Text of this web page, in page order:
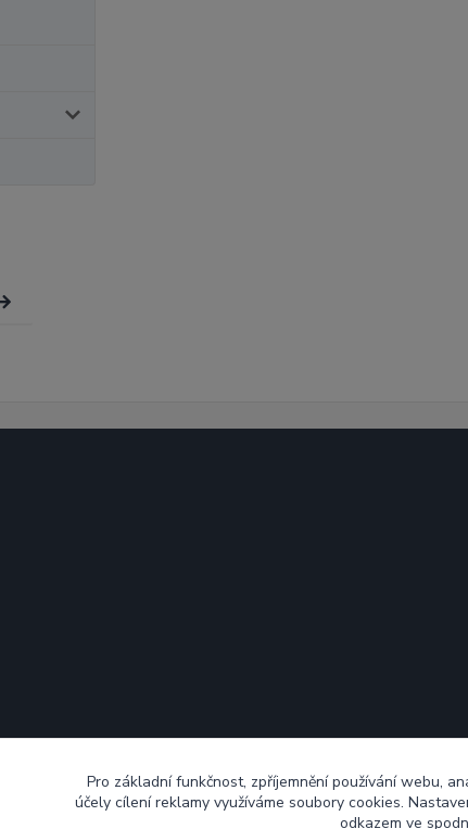
Pro základní funkčnost, zpříjemnění používání webu,
účely cílení reklamy využíváme soubory cookies.
odkazem ve